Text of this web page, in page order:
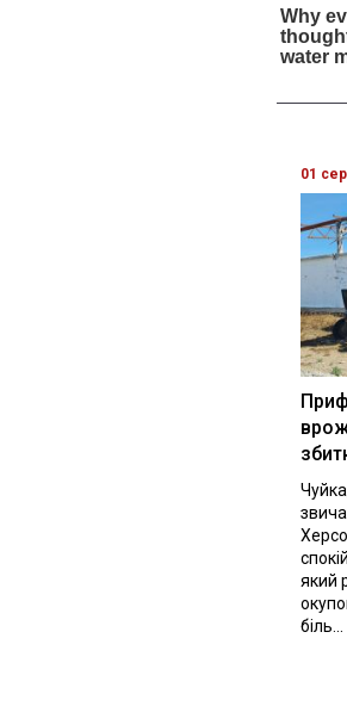
01
який
біль...